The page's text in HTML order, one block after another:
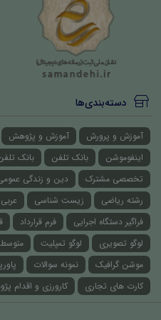
دسته‌بندی‌ها
آموزش و پرورش آموزش و پژوهش
اینفوموشن
بانک تلفن بانک
تخصصی مشترک
دین و زندگی
رشته ریاضی
زیست شناسی
فراگیر دستگاه اجرایی
فرم قرارداد
لوگو تصویری
لوگو تمپلیت
موشن گرافیک
نمونه سوالات
کارت های تجاری
کارورزی و اقدام